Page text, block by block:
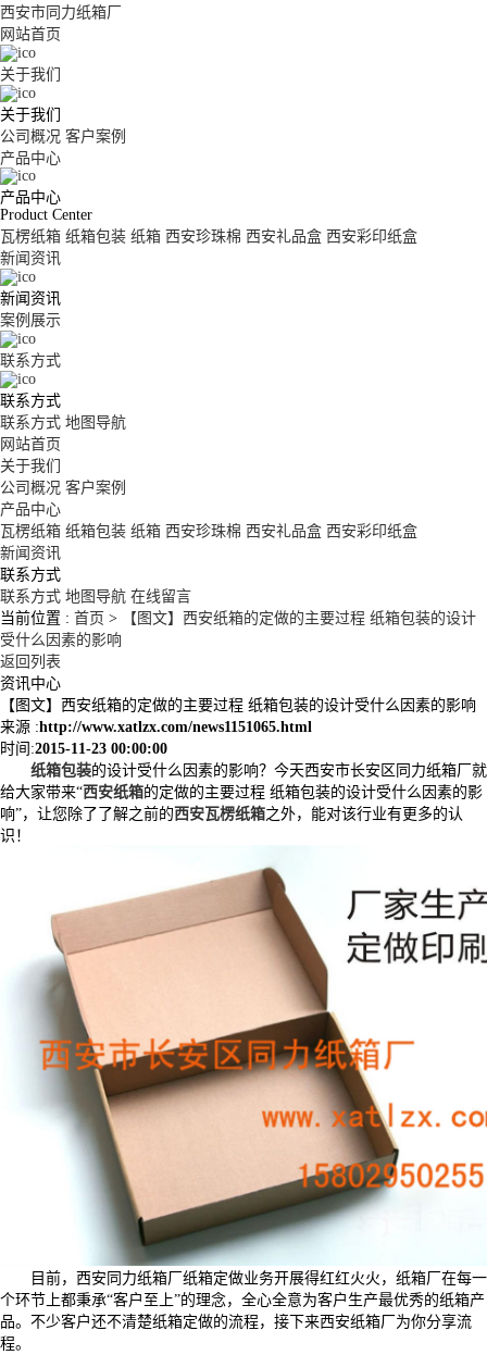
西安市同力纸箱厂
网站首页
关于我们
关于我们
公司概况 客户案例
产品中心
产品中心
Product Center
瓦楞纸箱 纸箱包装 纸箱 西安珍珠棉 西安礼品盒 西安彩印纸盒
新闻资讯
新闻资讯
案例展示
联系方式
联系方式
联系方式 地图导航
网站首页
关于我们
公司概况 客户案例
产品中心
瓦楞纸箱 纸箱包装 纸箱 西安珍珠棉 西安礼品盒 西安彩印纸盒
新闻资讯
联系方式
联系方式 地图导航 在线留言
当前位置 : 首页 >
【图文】西安纸箱的定做的主要过程 纸箱包装的设计
受什么因素的影响
返回列表
资讯中心
【图文】西安纸箱的定做的主要过程 纸箱包装的设计受什么因素的影响
来源 :http://www.xatlzx.com/news1151065.html
时间:2015-11-23 00:00:00
纸箱包装的设计受什么因素的影响？今天西安市长安区同力纸箱厂就
给大家带来“西安纸箱的定做的主要过程 纸箱包装的设计受什么因素的影
响”，让您除了了解之前的西安瓦楞纸箱之外，能对该行业有更多的认
识！
目前，西安同力纸箱厂纸箱定做业务开展得红红火火，纸箱厂在每一
个环节上都秉承“客户至上”的理念，全心全意为客户生产最优秀的纸箱产
品。不少客户还不清楚纸箱定做的流程，接下来西安纸箱厂为你分享流
程。